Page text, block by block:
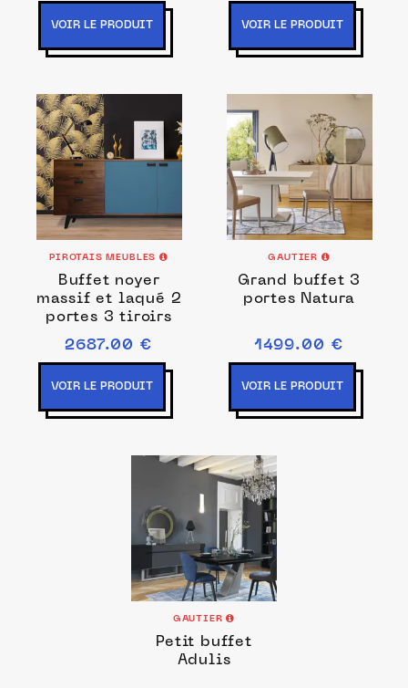
VOIR LE PRODUIT VOIR LE PRODUIT
PIROTAIS MEUBLES
Buffet noyer
massif et laqué 2
portes 3 tiroirs
2687.00 €
VOIR LE PRODUIT
GAUTIER
Grand buffet 3
portes Natura
1499.00 €
VOIR LE PRODUIT
GAUTIER
Petit buffet
Adulis